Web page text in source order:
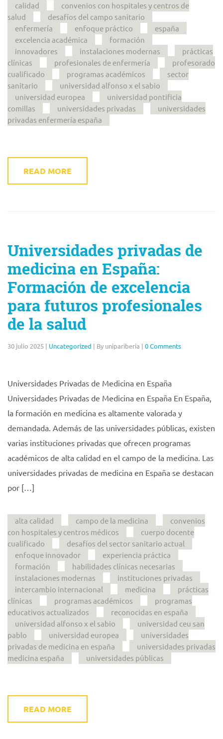
calidad
convenios con hospitales y centros de
salud
desafíos del campo sanitario
enfermería
enfoque práctico
españa
excelencia académica
formación
innovadores
instalaciones modernas
prácticas
clínicas
profesionales de enfermería
profesorado
cualificado
programas académicos
sector
sanitario
universidad alfonso x el sabio
universidad europea
universidad pontificia
comillas
universidades privadas
universidades
privadas enfermería españa
READ MORE
Universidades privadas de
medicina en España:
Formación de excelencia
para futuros profesionales
de la salud
30 julio 2025 | Uncategorized | By unipariberia | 0 Comments
Universidades Privadas de Medicina en España
Universidades Privadas de Medicina en España En España,
la formación en medicina es altamente valorada y
demandada. Además de las universidades públicas, existen
varias instituciones privadas que ofrecen programas
académicos de alta calidad en el campo de la medicina. Las
universidades privadas de medicina en España se destacan
por […]
alta calidad campo de la medicina
convenios
con hospitales y centros médicos
cuerpo docente
cualificado
desafíos del sector sanitario actual
enfoque innovador
experiencia práctica
formación
habilidades clínicas necesarias
instalaciones modernas
instituciones privadas
intercambio internacional
medicina
prácticas
clínicas
programas académicos
programas
educativos actualizados
reconocidas en españa
universidad alfonso x el sabio
universidad ceu san
pablo
universidad europea
universidades
privadas de medicina en españa
universidades privadas
medicina españa
universidades públicas
READ MORE